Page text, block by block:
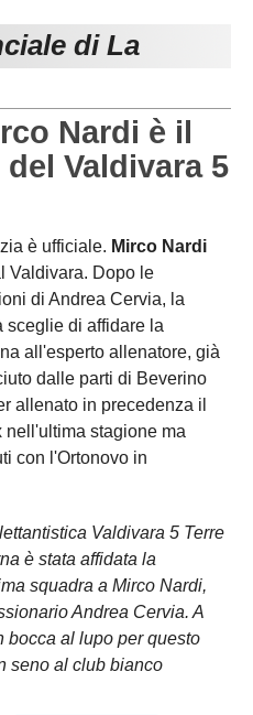
di La
Nardi è il
Valdivara 5
è ufficiale. Mirco Nardi
Valdivara. Dopo le
di Andrea Cervia, la
sceglie di affidare la
all'esperto allenatore, già
dalle parti di Beverino
allenato in precedenza il
nell'ultima stagione ma
con l'Ortonovo in
Valdivara 5 Terre
è stata affidata la
squadra a Mirco Nardi,
Andrea Cervia. A
bocca al lupo per questo
seno al club bianco